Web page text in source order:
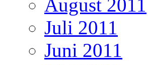
August 2011
Juli 2011
Juni 2011